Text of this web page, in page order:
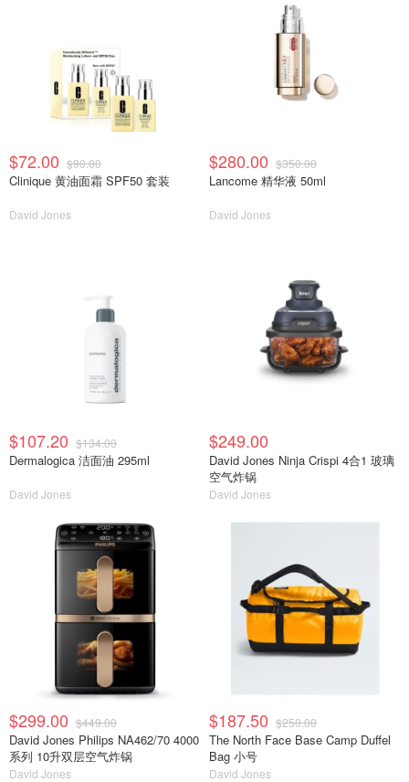
$72.00 $90.00
Clinique 黄油面霜 SPF50 套装
David Jones
$280.00 $350.00
Lancome 精华液 50ml
David Jones
$107.20 $134.00
Dermalogica 洁面油 295ml
David Jones
$249.00
David Jones Ninja Crispi 4合1 玻璃
空气炸锅
David Jones
$299.00 $449.00
David Jones Philips NA462/70 4000
系列 10升双层空气炸锅
David Jones
$187.50 $250.00
The North Face Base Camp Duffel
Bag 小号
David Jones